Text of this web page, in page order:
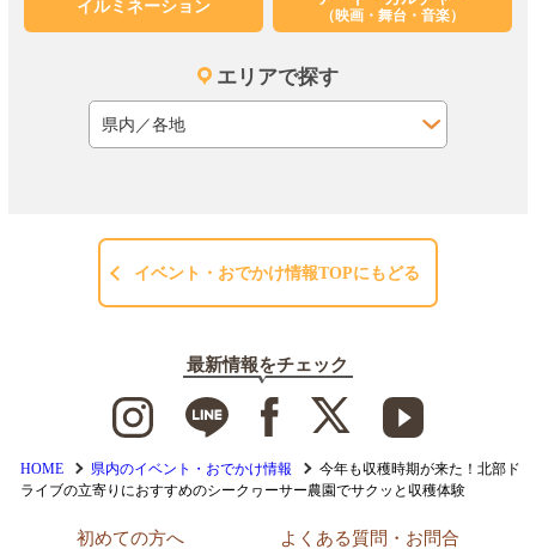
イルミネーション
（映画・舞台・音楽）
エリアで探す
イベント・おでかけ情報TOPにもどる
最新情報をチェック
HOME 県内のイベント・おでかけ情報
今年も収穫時期が来た！北部ド
ライブの立寄りにおすすめのシークヮーサー農園でサクッと収穫体験
初めての方へ よくある質問・お問合